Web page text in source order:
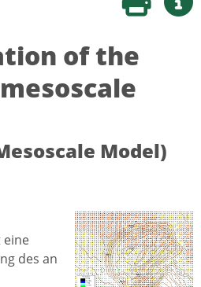
Seite
of the
Model)
eine
des an